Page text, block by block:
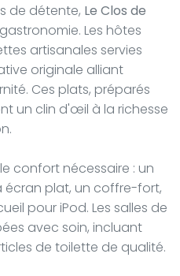
de détente, Le Clos de
Les hôtes
artisanales servies
originale alliant
Ces plats, préparés
un clin d'œil à la richesse
confort nécessaire : un
écran plat, un coffre-fort,
pour iPod. Les salles de
avec soin, incluant
de toilette de qualité.